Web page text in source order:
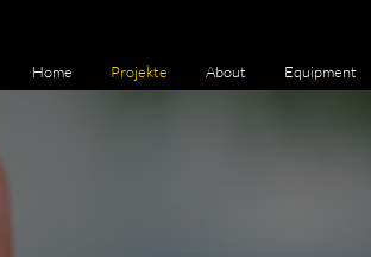
Home Projekte About Equipment